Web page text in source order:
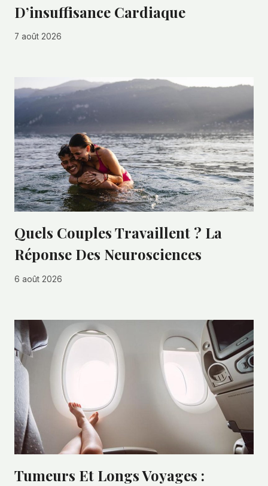
D’insuffisance Cardiaque
7 août 2026
Quels Couples Travaillent ? La
Réponse Des Neurosciences
6 août 2026
Tumeurs Et Longs Voyages :